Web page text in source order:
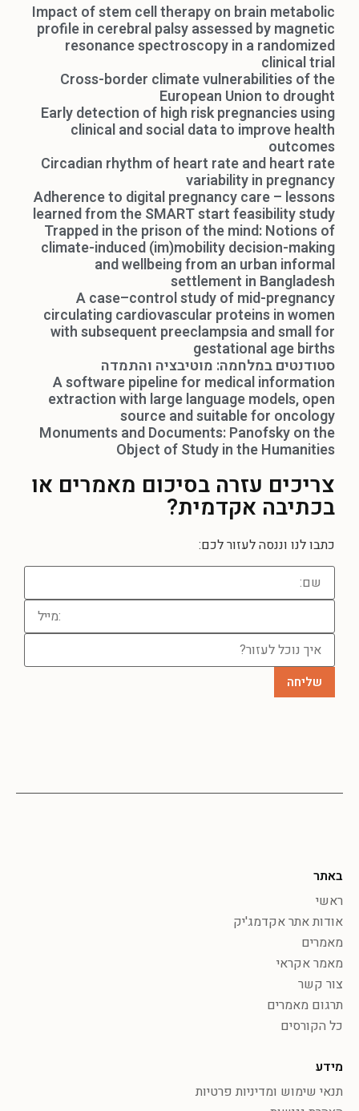
Impact of stem cell therapy on brain metabolic
profile in cerebral palsy assessed by magnetic
resonance spectroscopy in a randomized
clinical trial
Cross-border climate vulnerabilities of the
European Union to drought
Early detection of high risk pregnancies using
clinical and social data to improve health
outcomes
Circadian rhythm of heart rate and heart rate
variability in pregnancy
Adherence to digital pregnancy care – lessons
learned from the SMART start feasibility study
Trapped in the prison of the mind: Notions of
climate-induced (im)mobility decision-making
and wellbeing from an urban informal
settlement in Bangladesh
A case–control study of mid-pregnancy
circulating cardiovascular proteins in women
with subsequent preeclampsia and small for
gestational age births
סטודנטים במלחמה: מוטיבציה והתמדה
A software pipeline for medical information
extraction with large language models, open
source and suitable for oncology
Monuments and Documents: Panofsky on the
Object of Study in the Humanities
צריכים עזרה בסיכום מאמרים או
בכתיבה אקדמית?
כתבו לנו וננסה לעזור לכם:
באתר
ראשי
אודות אתר אקדמג'יק
מאמרים
מאמר אקראי
צור קשר
תרגום מאמרים
כל הקורסים
מידע
תנאי שימוש ומדיניות פרטיות